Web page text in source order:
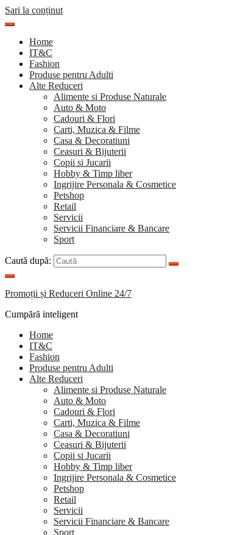
Sari la conținut
Home
IT&C
Fashion
Produse pentru Adulti
Alte Reduceri
Alimente si Produse Naturale
Auto & Moto
Cadouri & Flori
Carti, Muzica & Filme
Casa & Decoratiuni
Ceasuri & Bijuterii
Copii si Jucarii
Hobby & Timp liber
Ingrijire Personala & Cosmetice
Petshop
Retail
Servicii
Servicii Financiare & Bancare
Sport
Caută după:
Promoții și Reduceri Online 24/7
Cumpără inteligent
Home
IT&C
Fashion
Produse pentru Adulti
Alte Reduceri
Alimente si Produse Naturale
Auto & Moto
Cadouri & Flori
Carti, Muzica & Filme
Casa & Decoratiuni
Ceasuri & Bijuterii
Copii si Jucarii
Hobby & Timp liber
Ingrijire Personala & Cosmetice
Petshop
Retail
Servicii
Servicii Financiare & Bancare
Sport